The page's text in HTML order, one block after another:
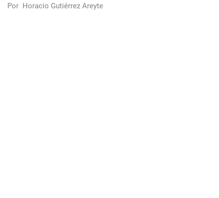
Por Horacio Gutiérrez Areyte